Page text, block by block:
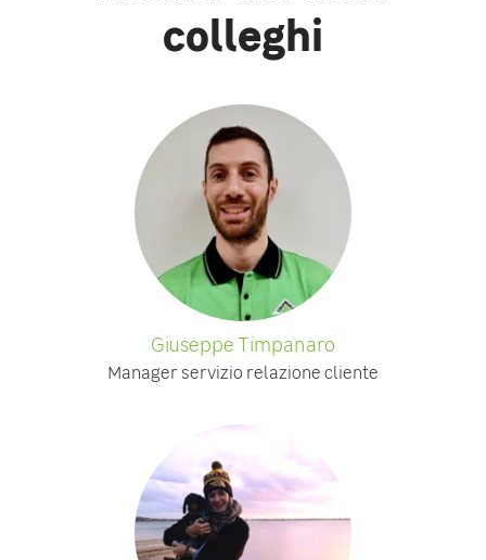
colleghi
Giuseppe Timpanaro
Manager servizio relazione cliente